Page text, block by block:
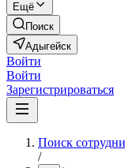
Ещё
Поиск
Адыгейск
Войти
Войти
Зарегистрироваться
Поиск
/